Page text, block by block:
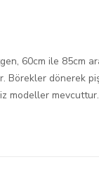
60cm ile 85cm
dönerek
modeller